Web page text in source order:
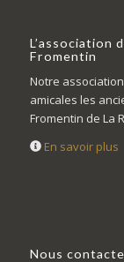
L’association
Fromentin
Notre
amicales les
Fromentin de La
En savoir plus
Nous